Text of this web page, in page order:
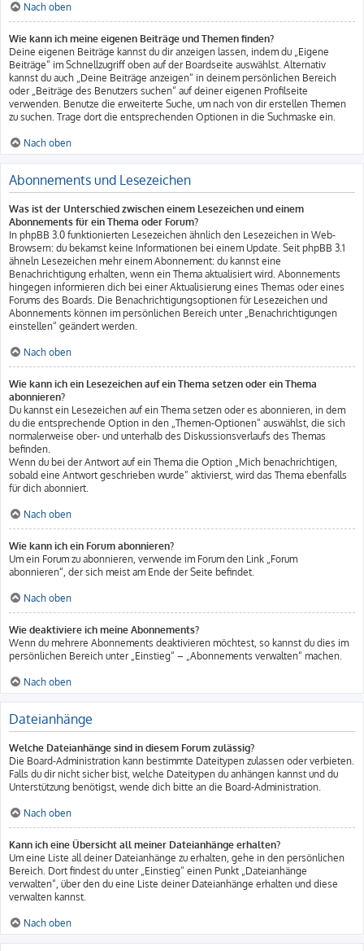
Nach oben
Wie kann ich meine eigenen Beiträge und Themen finden?
Deine eigenen Beiträge kannst du dir anzeigen lassen, indem du „Eigene
Beiträge“ im Schnellzugriff oben auf der Boardseite auswählst. Alternativ
kannst du auch „Deine Beiträge anzeigen“ in deinem persönlichen Bereich
oder „Beiträge des Benutzers suchen“ auf deiner eigenen Profilseite
verwenden. Benutze die erweiterte Suche, um nach von dir erstellen Themen
zu suchen. Trage dort die entsprechenden Optionen in die Suchmaske ein.
Nach oben
Abonnements und Lesezeichen
Was ist der Unterschied zwischen einem Lesezeichen und einem
Abonnements für ein Thema oder Forum?
In phpBB 3.0 funktionierten Lesezeichen ähnlich den Lesezeichen in Web-
Browsern: du bekamst keine Informationen bei einem Update. Seit phpBB 3.1
ähneln Lesezeichen mehr einem Abonnement: du kannst eine
Benachrichtigung erhalten, wenn ein Thema aktualisiert wird. Abonnements
hingegen informieren dich bei einer Aktualisierung eines Themas oder eines
Forums des Boards. Die Benachrichtigungsoptionen für Lesezeichen und
Abonnements können im persönlichen Bereich unter „Benachrichtigungen
einstellen“ geändert werden.
Nach oben
Wie kann ich ein Lesezeichen auf ein Thema setzen oder ein Thema
abonnieren?
Du kannst ein Lesezeichen auf ein Thema setzen oder es abonnieren, in dem
du die entsprechende Option in den „Themen-Optionen“ auswählst, die sich
normalerweise ober- und unterhalb des Diskussionsverlaufs des Themas
befinden.
Wenn du bei der Antwort auf ein Thema die Option „Mich benachrichtigen,
sobald eine Antwort geschrieben wurde“ aktivierst, wird das Thema ebenfalls
für dich abonniert.
Nach oben
Wie kann ich ein Forum abonnieren?
Um ein Forum zu abonnieren, verwende im Forum den Link „Forum
abonnieren“, der sich meist am Ende der Seite befindet.
Nach oben
Wie deaktiviere ich meine Abonnements?
Wenn du mehrere Abonnements deaktivieren möchtest, so kannst du dies im
persönlichen Bereich unter „Einstieg“ – „Abonnements verwalten“ machen.
Nach oben
Dateianhänge
Welche Dateianhänge sind in diesem Forum zulässig?
Die Board-Administration kann bestimmte Dateitypen zulassen oder verbieten.
Falls du dir nicht sicher bist, welche Dateitypen du anhängen kannst und du
Unterstützung benötigst, wende dich bitte an die Board-Administration.
Nach oben
Kann ich eine Übersicht all meiner Dateianhänge erhalten?
Um eine Liste all deiner Dateianhänge zu erhalten, gehe in den persönlichen
Bereich. Dort findest du unter „Einstieg“ einen Punkt „Dateianhänge
verwalten“, über den du eine Liste deiner Dateianhänge erhalten und diese
verwalten kannst.
Nach oben